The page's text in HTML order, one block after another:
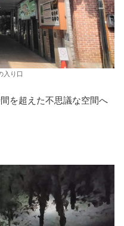
入り口
を超えた不思議な空間へ